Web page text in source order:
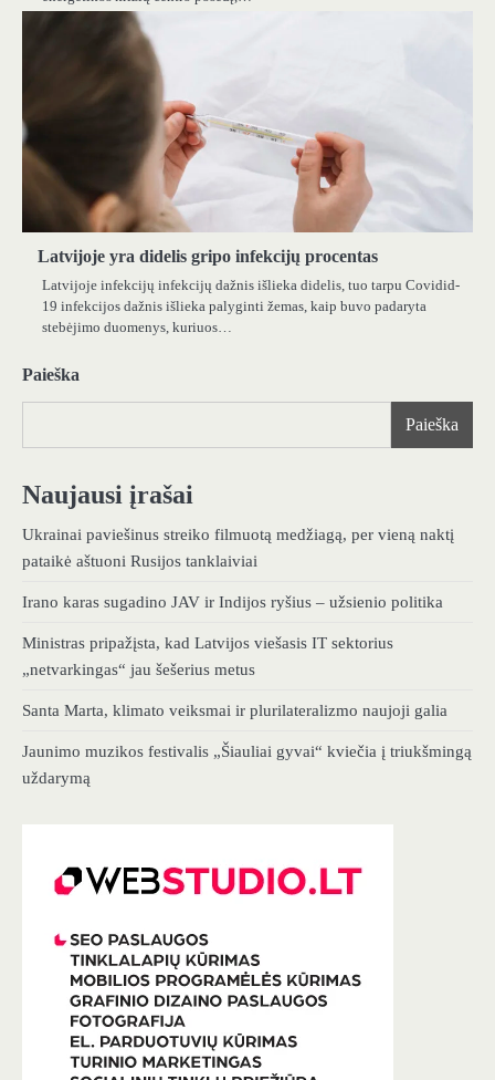
Latvijoje yra didelis gripo infekcijų procentas
Latvijoje infekcijų infekcijų dažnis išlieka didelis, tuo tarpu Covidid-
19 infekcijos dažnis išlieka palyginti žemas, kaip buvo padaryta
stebėjimo duomenys, kuriuos…
Paieška
Paieška
Naujausi įrašai
Ukrainai paviešinus streiko filmuotą medžiagą, per vieną naktį
pataikė aštuoni Rusijos tanklaiviai
Irano karas sugadino JAV ir Indijos ryšius – užsienio politika
Ministras pripažįsta, kad Latvijos viešasis IT sektorius
„netvarkingas“ jau šešerius metus
Santa Marta, klimato veiksmai ir plurilateralizmo naujoji galia
Jaunimo muzikos festivalis „Šiauliai gyvai“ kviečia į triukšmingą
uždarymą